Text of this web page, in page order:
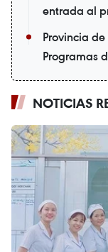
entrada al
Provincia
Programas
NOTICIAS